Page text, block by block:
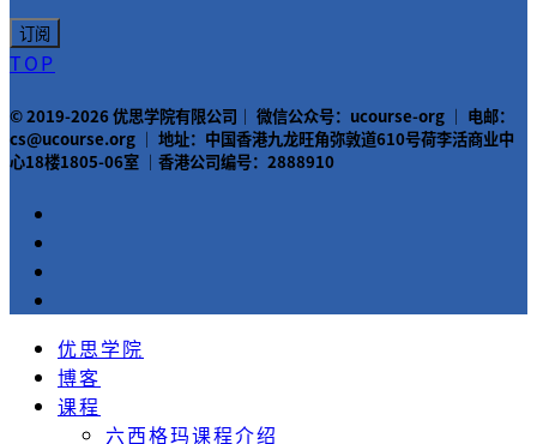
TOP
© 2019-2026 优思学院有限公司｜ 微信公众号：ucourse-org ｜ 电邮：
cs@ucourse.org ｜ 地址：中国香港九龙旺角弥敦道610号荷李活商业中
心18楼1805-06室 ｜香港公司编号：2888910
优思学院
博客
课程
六西格玛课程介绍